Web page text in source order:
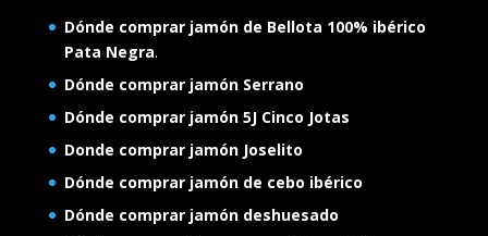
Dónde comprar jamón de Bellota 100% ibérico
Pata Negra.
Dónde comprar jamón Serrano
Dónde comprar jamón 5J Cinco Jotas
Donde comprar jamón Joselito
Dónde comprar jamón de cebo ibérico
Dónde comprar jamón deshuesado